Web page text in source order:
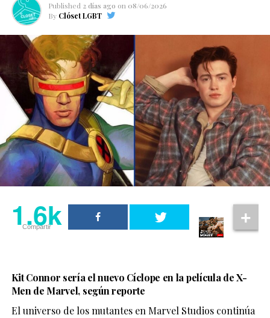
Published 2 días ago on 08/06/2026
By Clóset LGBT
1.6k
Compartir
Kit Connor sería el nuevo Cíclope en la película de X-
Men de Marvel, según reporte
El universo de los mutantes en Marvel Studios continúa